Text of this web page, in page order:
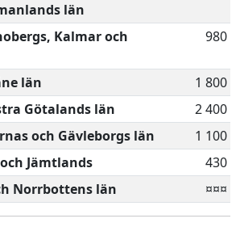
län
Kalmar och
980
län
1 800
Götalands län
2 400
och Gävleborgs län
1 100
Jämtlands
430
Norrbottens län
¤¤¤